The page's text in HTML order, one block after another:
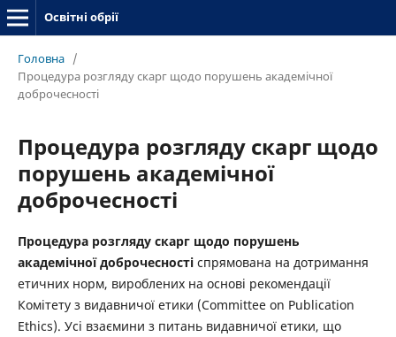
Освітні обрії
Головна /
Процедура розгляду скарг щодо порушень академічної
доброчесності
Процедура розгляду скарг щодо
порушень академічної
доброчесності
Процедура розгляду скарг щодо порушень
академічної доброчесності спрямована на дотримання
етичних норм, вироблених на основі рекомендації
Комітету з видавничої етики (Committee on Publication
Ethics). Усі взаємини з питань видавничої етики, що